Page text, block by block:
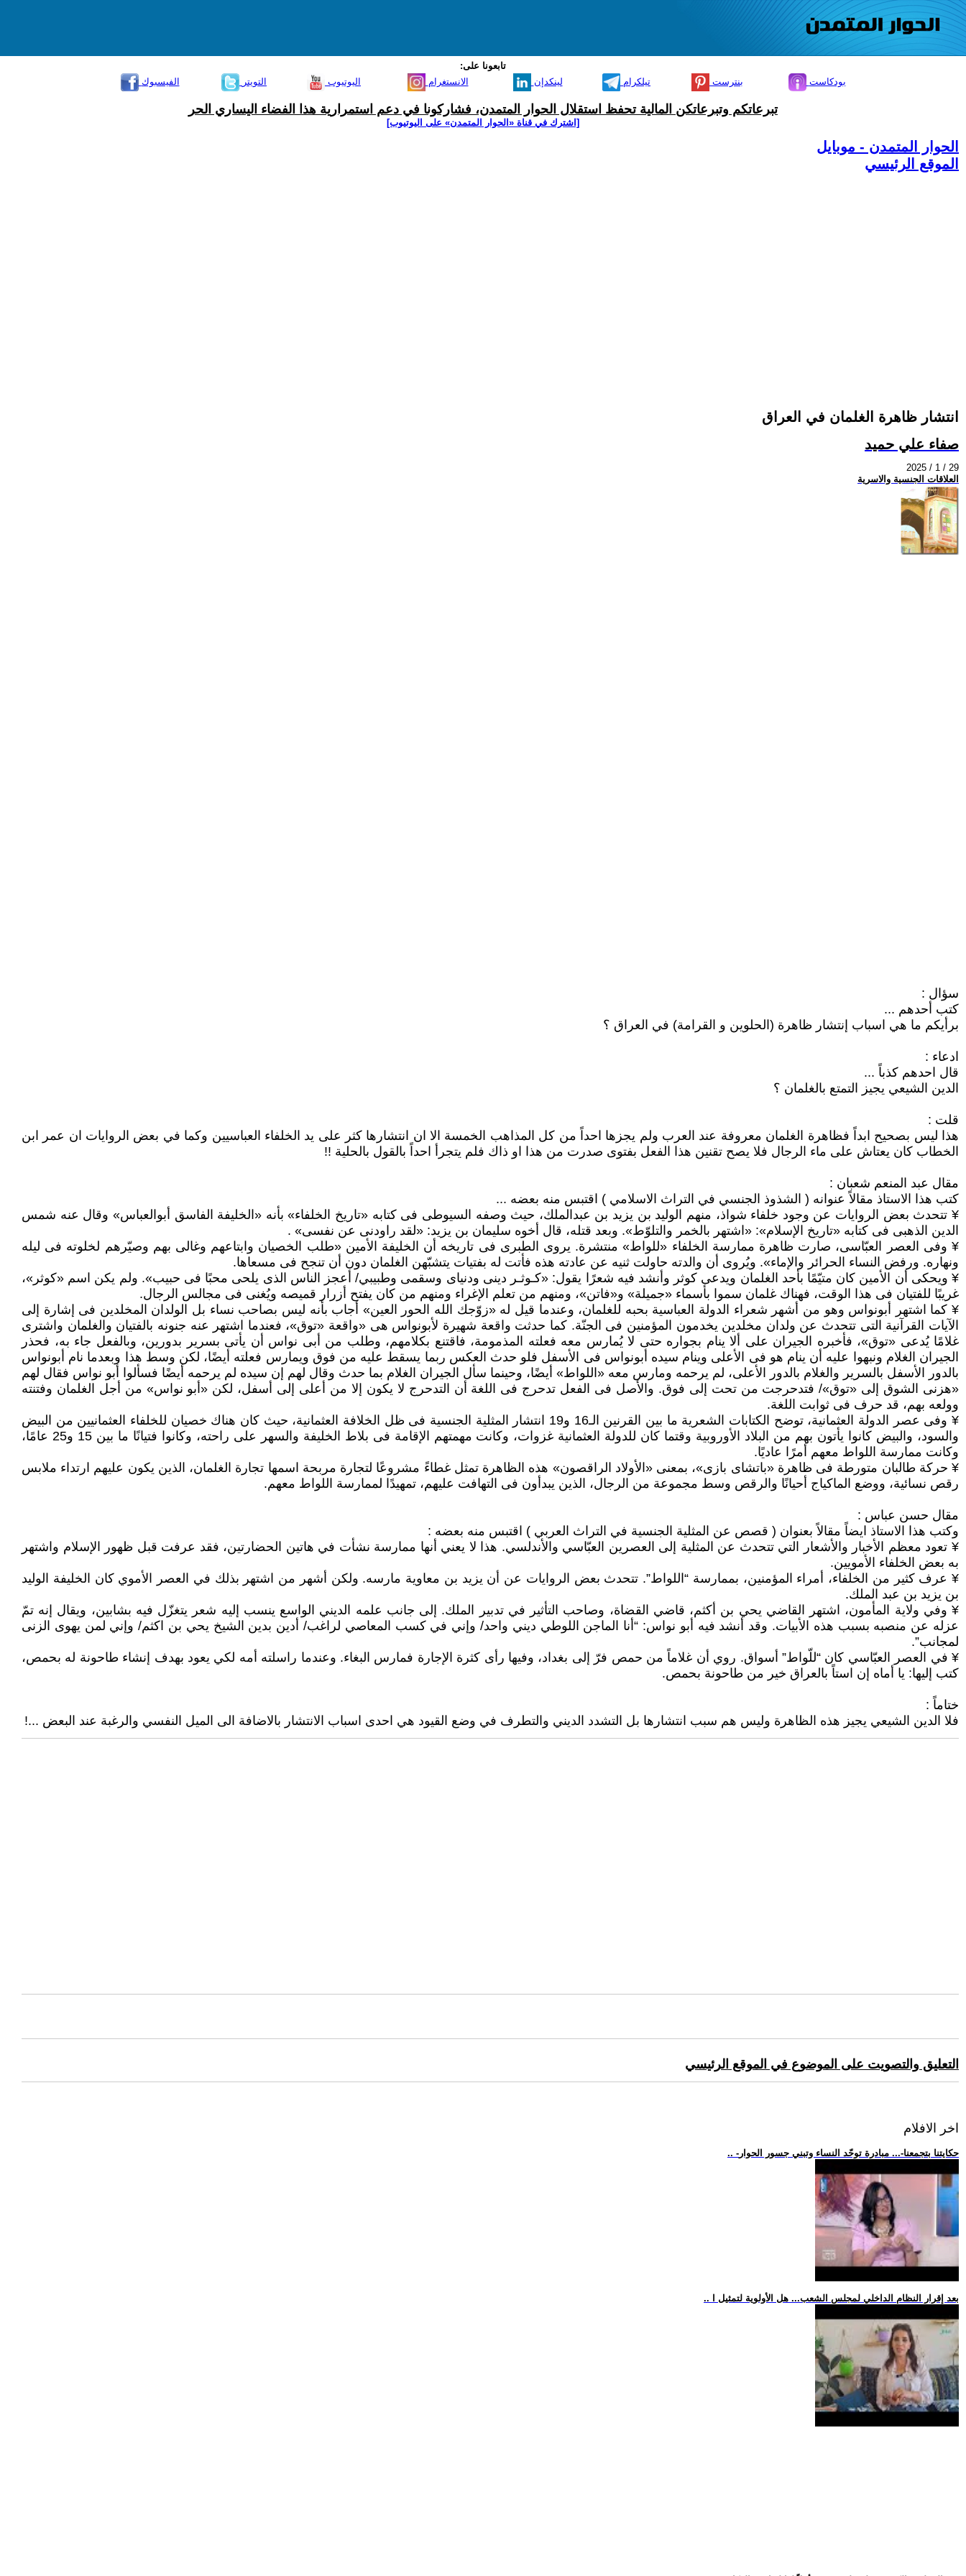
تابعونا على:
الفيسبوك
التويتر اليوتيوب الانستغرام لينكدإن تيلكرام بنترست بودكاست
تبرعاتكم وتبرعاتكن المالية تحفظ استقلال الحوار المتمدن، فشاركونا في دعم استمرارية هذا الفضاء اليساري الحر
[اشترك في قناة ‫«الحوار المتمدن» على اليوتيوب]
الحوار المتمدن - موبايل
الموقع الرئيسي
انتشار ظاهرة الغلمان في العراق
صفاء علي حميد
2025 / 1 / 29
العلاقات الجنسية والاسرية
سؤال :
كتب أحدهم ...
برأيكم ما هي اسباب إنتشار ظاهرة (الحلوين و القرامة) في العراق ؟
ادعاء :
قال احدهم كذباً ...
الدين الشيعي يجيز التمتع بالغلمان ؟
قلت :
هذا ليس بصحيح ابداً فظاهرة الغلمان معروفة عند العرب ولم يجزها احداً من كل المذاهب الخمسة الا ان انتشارها كثر على يد الخلفاء العباسيين وكما في بعض الروايات ان عمر ابن
الخطاب كان يعتاش على ماء الرجال فلا يصح تقنين هذا الفعل بفتوى صدرت من هذا او ذاك فلم يتجرأ احداً بالقول بالحلية !!
مقال عبد المنعم شعبان :
كتب هذا الاستاذ مقالاً عنوانه ( الشذوذ الجنسي في التراث الاسلامي ) اقتبس منه بعضه ...
¥ تتحدث بعض الروايات عن وجود خلفاء شواذ، منهم الوليد بن يزيد بن عبدالملك، حيث وصفه السيوطى فى كتابه «تاريخ الخلفاء» بأنه «الخليفة الفاسق أبوالعباس» وقال عنه شمس
الدين الذهبى فى كتابه «تاريخ الإسلام»: «اشتهر بالخمر والتلوّط». وبعد قتله، قال أخوه سليمان بن يزيد: «لقد راودنى عن نفسى» .
¥ وفى العصر العبّاسى، صارت ظاهرة ممارسة الخلفاء «للواط» منتشرة. يروى الطبرى فى تاريخه أن الخليفة الأمين «طلب الخصيان وابتاعهم وغالى بهم وصيّرهم لخلوته فى ليله
ونهاره. ورفض النساء الحرائر والإماء». ويُروى أن والدته حاولت ثنيه عن عادته هذه فأتت له بفتيات يتشبّهن الغلمان دون أن تنجح فى مسعاها.
¥ ويحكى أن الأمين كان متيّمًا بأحد الغلمان ويدعى كوثر وأنشد فيه شعرًا يقول: «كـوثـر دينى ودنياى وسقمى وطبيبي/ أعجز الناس الذى يلحى محبًا فى حبيب». ولم يكن اسم «كوثر»،
غريبًا للفتيان فى هذا الوقت، فهناك غلمان سموا بأسماء «جميلة» و«فاتن»، ومنهم من تعلم الإغراء ومنهم من كان يفتح أزرار قميصه ويُغنى فى مجالس الرجال.
¥ كما اشتهر أبونواس وهو من أشهر شعراء الدولة العباسية بحبه للغلمان، وعندما قيل له «زوّجك الله الحور العين» أجاب بأنه ليس بصاحب نساء بل الولدان المخلدين فى إشارة إلى
الآيات القرآنية التى تتحدث عن ولدان مخلدين يخدمون المؤمنين فى الجنّة. كما حدثت واقعة شهيرة لأبونواس هى «واقعة «توق»، فعندما اشتهر عنه جنونه بالفتيان والغلمان واشترى
غلامًا يُدعى «توق»، فأخبره الجيران على ألا ينام بجواره حتى لا يُمارس معه فعلته المذمومة، فاقتنع بكلامهم، وطلب من أبى نواس أن يأتى بسرير بدورين، وبالفعل جاء به، فحذر
الجيران الغلام ونبهوا عليه أن ينام هو فى الأعلى وينام سيده أبونواس فى الأسفل فلو حدث العكس ربما يسقط عليه من فوق ويمارس فعلته أيضًا، لكن وسط هذا وبعدما نام أبونواس
بالدور الأسفل بالسرير والغلام بالدور الأعلى، لم يرحمه ومارس معه «اللواط» أيضًا، وحينما سأل الجيران الغلام بما حدث وقال لهم إن سيده لم يرحمه أيضًا فسألوا أبو نواس فقال لهم
«هزنى الشوق إلى «توق»/ فتدحرجت من تحت إلى فوق. والأصل فى الفعل تدحرج فى اللغة أن التدحرج لا يكون إلا من أعلى إلى أسفل، لكن «أبو نواس» من أجل الغلمان وفتنته
وولعه بهم، قد حرف فى ثوابت اللغة.
¥ وفى عصر الدولة العثمانية، توضح الكتابات الشعرية ما بين القرنين الـ16 و19 انتشار المثلية الجنسية فى ظل الخلافة العثمانية، حيث كان هناك خصيان للخلفاء العثمانيين من البيض
والسود، والبيض كانوا يأتون بهم من البلاد الأوروبية وقتما كان للدولة العثمانية غزوات، وكانت مهمتهم الإقامة فى بلاط الخليفة والسهر على راحته، وكانوا فتيانًا ما بين 15 و25 عامًا،
وكانت ممارسة اللواط معهم أمرًا عاديًا.
¥ حركة طالبان متورطة فى ظاهرة «باتشاى بازى»، بمعنى «الأولاد الراقصون» هذه الظاهرة تمثل غطاءً مشروعًا لتجارة مربحة اسمها تجارة الغلمان، الذين يكون عليهم ارتداء ملابس
رقص نسائية، ووضع الماكياج أحيانًا والرقص وسط مجموعة من الرجال، الذين يبدأون فى التهافت عليهم، تمهيدًا لممارسة اللواط معهم.
مقال حسن عباس :
وكتب هذا الاستاذ ايضاً مقالاً بعنوان ( قصص عن المثلية الجنسية في التراث العربي ) اقتبس منه بعضه :
¥ تعود معظم الأخبار والأشعار التي تتحدث عن المثلية إلى العصرين العبّاسي والأندلسي. هذا لا يعني أنها ممارسة نشأت في هاتين الحضارتين، فقد عرفت قبل ظهور الإسلام واشتهر
به بعض الخلفاء الأمويين.
¥ عرف كثير من الخلفاء، أمراء المؤمنين، بممارسة “اللواط”. تتحدث بعض الروايات عن أن يزيد بن معاوية مارسه. ولكن أشهر من اشتهر بذلك في العصر الأموي كان الخليفة الوليد
بن يزيد بن عبد الملك.
¥ وفي ولاية المأمون، اشتهر القاضي يحي بن أكثم، قاضي القضاة، وصاحب التأثير في تدبير الملك. إلى جانب علمه الديني الواسع ينسب إليه شعر يتغزّل فيه بشابين، ويقال إنه تمّ
عزله عن منصبه بسبب هذه الأبيات. وقد أنشد فيه أبو نواس: “أنا الماجن اللوطي ديني واحد/ وإني في كسب المعاصي لراغب/ أدين بدين الشيخ يحي بن اكثم/ وإني لمن يهوى الزنى
لمجانب”.
¥ في العصر العبّاسي كان “للّواط” أسواق. روي أن غلاماً من حمص فرّ إلى بغداد، وفيها رأى كثرة الإجارة فمارس البغاء. وعندما راسلته أمه لكي يعود بهدف إنشاء طاحونة له بحمص،
كتب إليها: يا أماه إن استاً بالعراق خير من طاحونة بحمص.
ختاماً :
فلا الدين الشيعي يجيز هذه الظاهرة وليس هم سبب انتشارها بل التشدد الديني والتطرف في وضع القيود هي احدى اسباب الانتشار بالاضافة الى الميل النفسي والرغبة عند البعض ...!
التعليق والتصويت على الموضوع في الموقع الرئيسي
اخر الافلام
.. -حكايتنا بتجمعنا-... مبادرة توحّد النساء وتبني جسور الحوار
.. بعد إقرار النظام الداخلي لمجلس الشعب... هل الأولوية لتمثيل ا